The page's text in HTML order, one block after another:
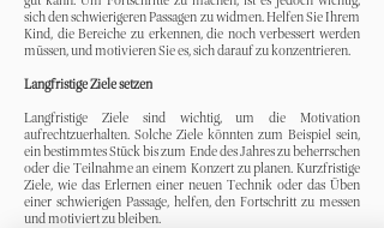
sich den schwierigeren Passagen zu widmen. Helfen Sie Ihrem
Kind, die Bereiche zu erkennen, die noch verbessert werden
müssen, und motivieren Sie es, sich darauf zu konzentrieren.
Langfristige Ziele setzen
Langfristige Ziele sind wichtig, um die Motivation
aufrechtzuerhalten. Solche Ziele könnten zum Beispiel sein,
ein bestimmtes Stück bis zum Ende des Jahres zu beherrschen
oder die Teilnahme an einem Konzert zu planen. Kurzfristige
Ziele, wie das Erlernen einer neuen Technik oder das Üben
einer schwierigen Passage, helfen, den Fortschritt zu messen
und motiviert zu bleiben.